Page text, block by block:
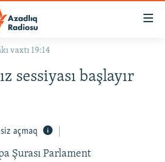
vaxtı 19:14
sessiyası başlayır
açmaq
Şurası Parlament